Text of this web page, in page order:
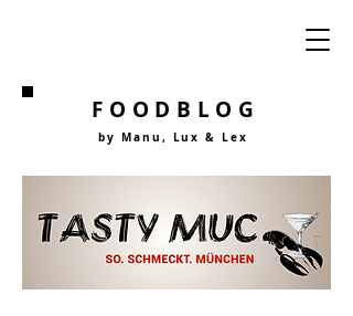
FOODBLOG
by Manu, Lux & Lex